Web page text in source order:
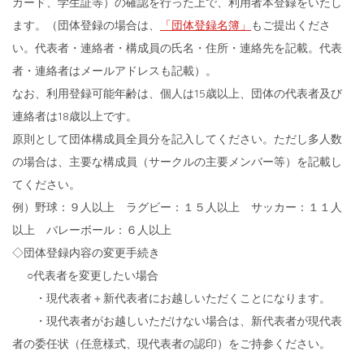
ます。（団体登録の場合は、
「団体登録名簿」 もご提出くださ
い。代表者・連絡者・構成員の氏名・住所・連絡先を記載。代表
者・連絡者はメールアドレスも記載）。
なお、利用登録可能年齢は、個人は15歳以上、団体の代表者及び
連絡者は18歳以上です。
原則として団体構成員全員分を記入してください。ただし多人数
の場合は、主要な構成員（サークルの主要メンバー等）を記載し
てください。
例）野球：９人以上 ラグビー：１５人以上 サッカー：１１人
以上 バレーボール：６人以上
◇団体登録内容の変更手続き
○代表者を変更したい場合
・現代表者＋新代表者にお越しいただくことになります。
・現代表者がお越しいただけない場合は、新代表者が現代表
者の委任状（任意様式、現代表者の認印）をご持参ください。